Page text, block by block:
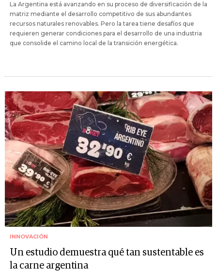
La Argentina está avanzando en su proceso de diversificación de la
matriz mediante el desarrollo competitivo de sus abundantes
recursos naturales renovables. Pero la tarea tiene desafíos que
requieren generar condiciones para el desarrollo de una industria
que consolide el camino local de la transición energética.
INNOVACIÓN
Un estudio demuestra qué tan sustentable es
la carne argentina